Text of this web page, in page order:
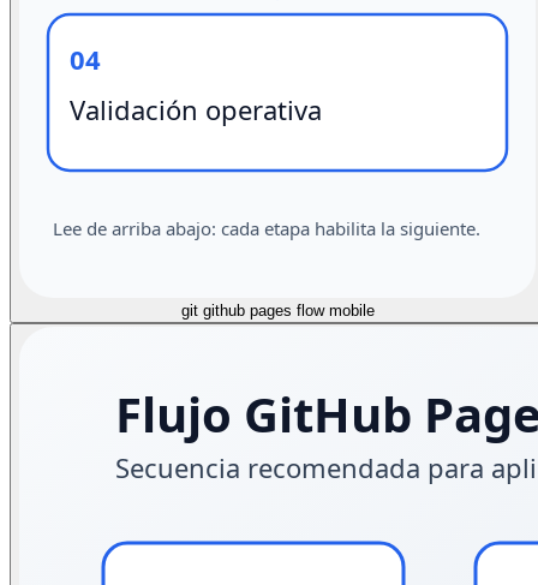
git github pages flow mobile